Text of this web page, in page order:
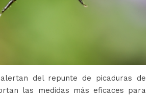
del repunte de picaduras de
las medidas más eficaces para